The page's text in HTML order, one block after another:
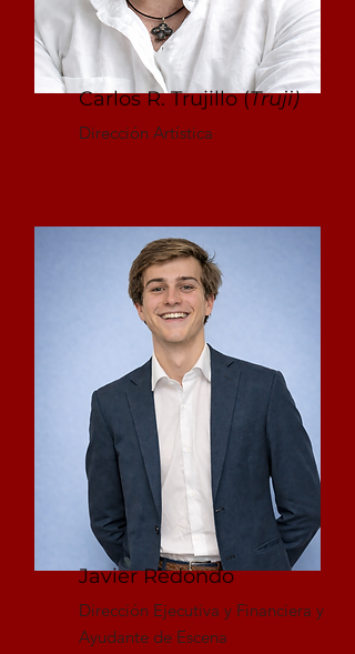
Carlos R. Trujillo (Truji)
Dirección Artística
Javier Redondo
Dirección Ejecutiva y Financiera y
Ayudante de Escena